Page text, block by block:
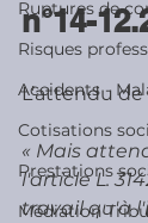
Ruptures de
Risques
Accidents -
Cotisations
Prestations
Médiation
n°14-
L’attendu
« Mais
l'article L.
travail qu'à